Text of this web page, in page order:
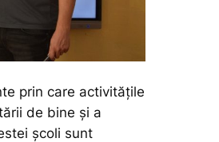
prin care activitățile
de bine și a
școli sunt